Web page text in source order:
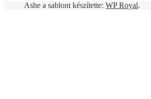
Ashe a sablont készítette: WP Royal.